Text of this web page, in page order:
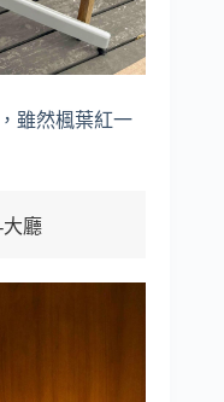
雖然楓葉紅一
廳